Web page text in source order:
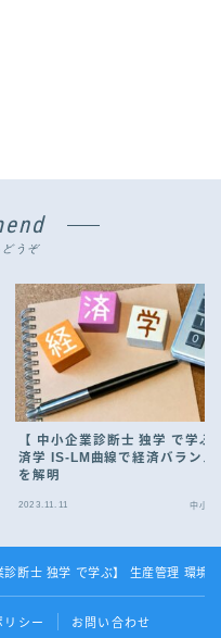
どうぞ
【 中小企業診断士 独学 で学ぶ
済学 IS-LM曲線で経済バランス
を解明
2023.11.11 中小企
診断士 独学 で学ぶ】 生産管理 環境
リシー お問い合わせ